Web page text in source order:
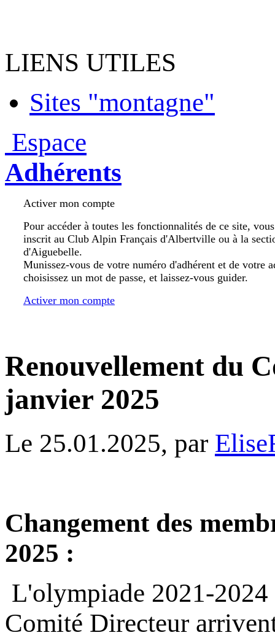
LIENS UTILES
Sites "montagne"
Espace
Adhérents
Activer mon compte
Pour accéder à toutes les fonctionnalités de ce site,
inscrit au Club Alpin Français d'Albertville ou à la
d'Aiguebelle.
Munissez-vous de votre numéro d'adhérent et de votre
choisissez un mot de passe, et laissez-vous guider.
Activer mon compte
Renouvellement du
janvier 2025
Le 25.01.2025, par
Changement des
2025 :
L'olympiade 2021-2024
Comité Directeur